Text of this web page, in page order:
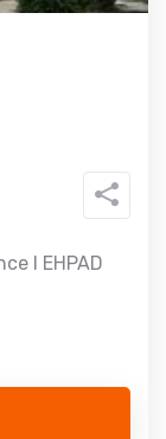
l EHPAD